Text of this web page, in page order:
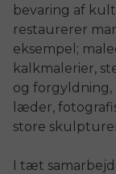
bevaring af
restaurerer
eksempel;
kalkmalerier,
og forgyldning,
læder,
store
I tæt